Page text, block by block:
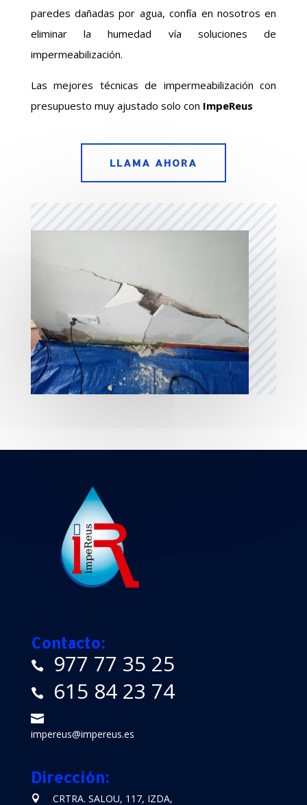
paredes dañadas por agua, confía en nosotros en
eliminar la humedad vía soluciones de
impermeabilización.
Las mejores técnicas de impermeabilización con
presupuesto muy ajustado solo con ImpeReus
LLAMA AHORA
Contacto:
977 77 35 25
615 84 23 74
impereus@impereus.es
Dirección:
CRTRA. SALOU, 117, IZDA,